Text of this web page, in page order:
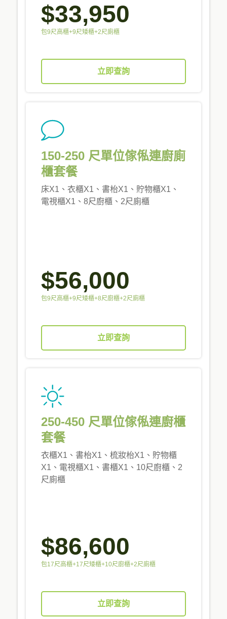
$33,950
包9尺高櫃+9尺矮櫃+2尺廁櫃
立即查詢
150-250 尺單位傢俬連廚廁
櫃套餐
床X1、衣櫃X1、書枱X1、貯物櫃X1、
電視櫃X1、8尺廚櫃、2尺廁櫃
$56,000
包9尺高櫃+9尺矮櫃+8尺廚櫃+2尺廁櫃
立即查詢
250-450 尺單位傢俬連廚櫃
套餐
衣櫃X1、書枱X1、梳妝枱X1、貯物櫃
X1、電視櫃X1、書櫃X1、10尺廚櫃、2
尺廁櫃
$86,600
包17尺高櫃+17尺矮櫃+10尺廚櫃+2尺廁櫃
立即查詢